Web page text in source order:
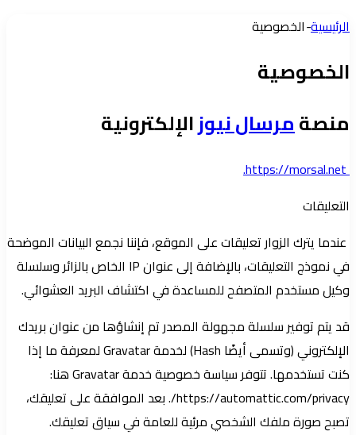
جانبيالرئيسية-الخصوصية
الخصوصية
منصةمرسال نيوزالإلكترونية
https://morsal.net.
التعليقات
عندما يترك الزوار تعليقات على الموقع، فإننا نجمع البيانات الموضحة
في نموذج التعليقات، بالإضافة إلى عنوان IP الخاص بالزائر وسلسلة
وكيل مستخدم المتصفح للمساعدة في اكتشاف البريد العشوائي.
قد يتم توفير سلسلة مجهولة المصدر تم إنشاؤها من عنوان بريدك
الإلكتروني (وتسمى أيضًا Hash) لخدمة Gravatar لمعرفة ما إذا
كنت تستخدمها. تتوفر سياسة خصوصية خدمة Gravatar هنا:
https://automattic.com/privacy/. بعد الموافقة على تعليقك،
تصبح صورة ملفك الشخصي مرئية للعامة في سياق تعليقك.